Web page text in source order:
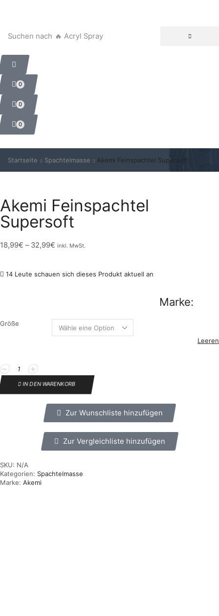
Suchen nach 🔥 Acryl Spray
0
0
0
Startseite Spachtelmasse Akemi Feinspachtel Supersoft
Akemi Feinspachtel
Supersoft
18,99€ – 32,99€ inkl. MwSt.
14 Leute schauen sich dieses Produkt aktuell an
Marke:
Größe
Leeren
IN DEN WARENKORB
Zur Wunschliste hinzufügen
Zur Vergleichliste hinzufügen
SKU: N/A
Kategorien: Spachtelmasse
Marke: Akemi